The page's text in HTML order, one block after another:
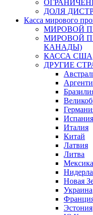
ДОЛЯ
Касса мирового
МИРОВОЙ
МИРОВОЙ
КАНАДЫ)
КАССА США
ДРУГИЕ
Испания
Италия
Китай
Латвия
Литва
Мексика
Новая
Украина
Эстония